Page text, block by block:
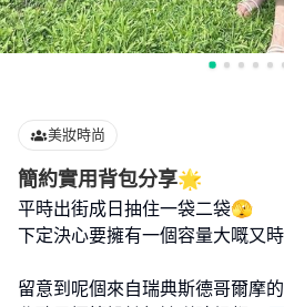
美妝時尚
簡約實用背包分享🌟
平時出街成日抽住一袋二袋🫣
下定決心要擁有一個容量大嘅又
留意到呢個來自瑞典斯德哥爾摩